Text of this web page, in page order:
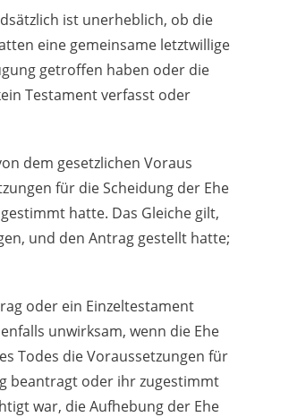
ist unerheblich, ob die
eine gemeinsame letztwillige
getroffen haben oder die
Testament verfasst oder
dem gesetzlichen Voraus
für die Scheidung der Ehe
hatte. Das Gleiche gilt,
und den Antrag gestellt hatte;
oder ein Einzeltestament
unwirksam, wenn die Ehe
Todes die Voraussetzungen für
beantragt oder ihr zugestimmt
war, die Aufhebung der Ehe